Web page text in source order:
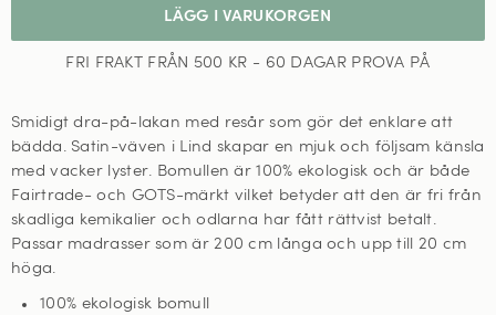
LÄGG I VARUKORGEN
FRI FRAKT FRÅN 500 KR - 60 DAGAR PROVA PÅ
Smidigt dra-på-lakan med resår som gör det enklare att
bädda. Satin-väven i Lind skapar en mjuk och följsam känsla
med vacker lyster. Bomullen är 100% ekologisk och är både
Fairtrade- och GOTS-märkt vilket betyder att den är fri från
skadliga kemikalier och odlarna har fått rättvist betalt.
Passar madrasser som är 200 cm långa och upp till 20 cm
höga.
100% ekologisk bomull